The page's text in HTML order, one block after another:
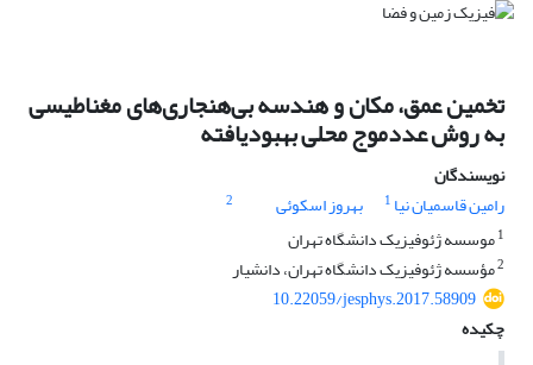
تخمین عمق، مکان و هندسه بی‌هنجاری‌های مغناطیسی
به روش عددموج محلی بهبودیافته
نویسندگان
رامین قاسمیان نیا 1 بهروز اسکوئی
2
1موسسه ژئوفیزیک دانشگاه تهران
2مؤسسه ژئوفیزیک دانشگاه تهران، دانشیار
10.22059/jesphys.2017.58909
چکیده